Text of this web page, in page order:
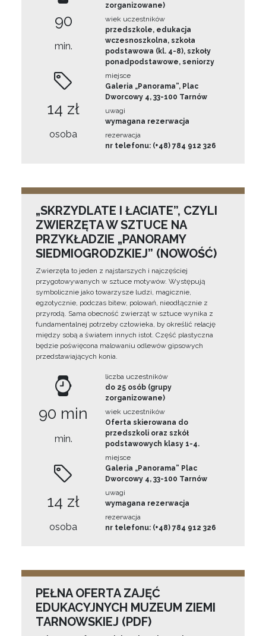
90
min.
14 zł
osoba
zorganizowane)
wiek uczestników
przedszkole, edukacja
wczesnoszkolna, szkoła
podstawowa (kl. 4-8), szkoły
ponadpodstawowe, seniorzy
miejsce
Galeria „Panorama”, Plac
Dworcowy 4, 33-100 Tarnów
uwagi
wymagana rezerwacja
rezerwacja
nr telefonu: (+48) 784 912 326
„SKRZYDLATE I ŁACIATE”, CZYLI
ZWIERZĘTA W SZTUCE NA
PRZYKŁADZIE „PANORAMY
SIEDMIOGRODZKIEJ” (NOWOŚĆ)
Zwierzęta to jeden z najstarszych i najczęściej
przygotowywanych w sztuce motywów. Występują
symbolicznie jako towarzysze ludzi, magicznie,
egzotycznie, podczas bitew, polowań, nieodłącznie z
przyrodą. Sama obecność zwierząt w sztuce wynika z
fundamentalnej potrzeby człowieka, by określić relację
między sobą a światem innych istot. Część plastyczna
będzie poświęcona malowaniu odlewów gipsowych
przedstawiających konia.
90 min
min.
14 zł
osoba
liczba uczestników
do 25 osób (grupy
zorganizowane)
wiek uczestników
Oferta skierowana do
przedszkoli oraz szkół
podstawowych klasy 1-4.
miejsce
Galeria „Panorama” Plac
Dworcowy 4, 33-100 Tarnów
uwagi
wymagana rezerwacja
rezerwacja
nr telefonu: (+48) 784 912 326
PEŁNA OFERTA ZAJĘĆ
EDUKACYJNYCH MUZEUM ZIEMI
TARNOWSKIEJ (PDF)